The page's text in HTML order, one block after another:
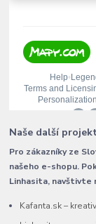
Naše další
Pro zákazníky ze
našeho e-shopu.
Linhasita,
Kafanta.sk –